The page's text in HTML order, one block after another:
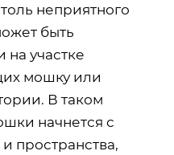
неприятного
быть
на участке
мошку или
В таком
начнется с
пространства,